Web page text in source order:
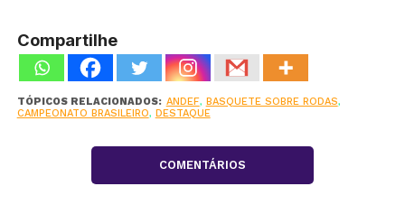
Compartilhe
TÓPICOS RELACIONADOS: ANDEF, BASQUETE SOBRE RODAS,
CAMPEONATO BRASILEIRO, DESTAQUE
COMENTÁRIOS